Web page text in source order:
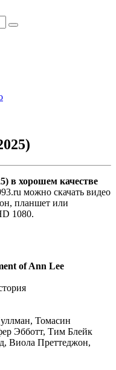
в хорошем качестве
можно скачать видео
планшет или
1080.
of Ann Lee
Томасин
Эбботт, Тим Блейк
Виола Преттеджон,